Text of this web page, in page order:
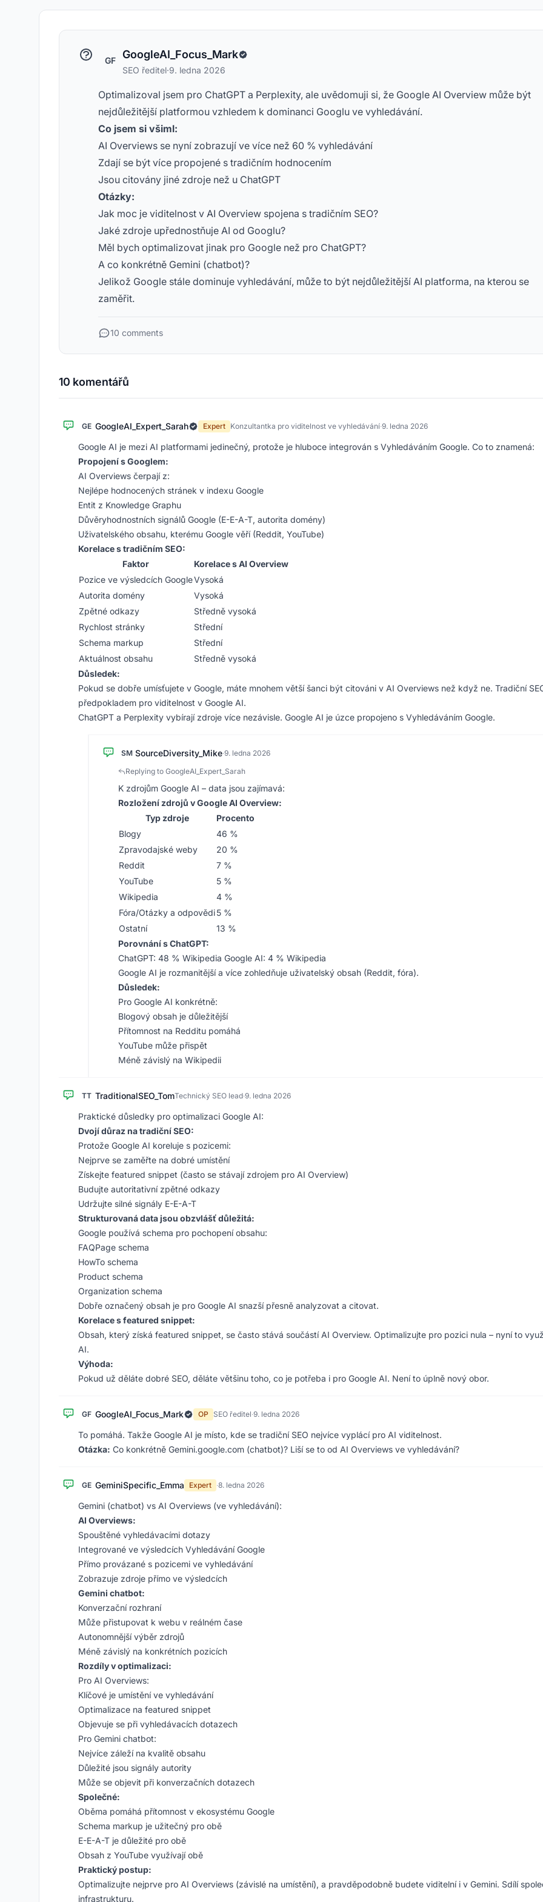
GF GoogleAI_Focus_Mark
SEO ředitel·9. ledna 2026
Optimalizoval jsem pro ChatGPT a Perplexity, ale uvědomuji si, že Google AI Overview může být
nejdůležitější platformou vzhledem k dominanci Googlu ve vyhledávání.
Co jsem si všiml:
AI Overviews se nyní zobrazují ve více než 60 % vyhledávání
Zdají se být více propojené s tradičním hodnocením
Jsou citovány jiné zdroje než u ChatGPT
Otázky:
Jak moc je viditelnost v AI Overview spojena s tradičním SEO?
Jaké zdroje upřednostňuje AI od Googlu?
Měl bych optimalizovat jinak pro Google než pro ChatGPT?
A co konkrétně Gemini (chatbot)?
Jelikož Google stále dominuje vyhledávání, může to být nejdůležitější AI platforma, na kterou se
zaměřit.
10 comments
10 komentářů
GE GoogleAI_Expert_Sarah Expert Konzultantka pro viditelnost ve vyhledávání·9. ledna 2026
Google AI je mezi AI platformami jedinečný, protože je hluboce integrován s Vyhledáváním Google. Co to znamená:
Propojení s Googlem:
AI Overviews čerpají z:
Nejlépe hodnocených stránek v indexu Google
Entit z Knowledge Graphu
Důvěryhodnostních signálů Google (E-E-A-T, autorita domény)
Uživatelského obsahu, kterému Google věří (Reddit, YouTube)
Korelace s tradičním SEO:
Faktor
Korelace s AI Overview
Pozice ve výsledcích GoogleVysoká
Autorita domény
Vysoká
Zpětné odkazy
Středně vysoká
Rychlost stránky
Střední
Schema markup
Střední
Aktuálnost obsahu
Středně vysoká
Důsledek:
Pokud se dobře umísťujete v Google, máte mnohem větší šanci být citováni v AI Overviews než když ne. Tradiční
předpokladem pro viditelnost v Google AI.
ChatGPT a Perplexity vybírají zdroje více nezávisle. Google AI je úzce propojeno s Vyhledáváním Google.
SM SourceDiversity_Mike·9. ledna 2026
Replying to GoogleAI_Expert_Sarah
K zdrojům Google AI – data jsou zajímavá:
Rozložení zdrojů v Google AI Overview:
Typ zdroje
Procento
Blogy
46 %
Zpravodajské weby
20 %
Reddit
7 %
YouTube
5 %
Wikipedia
4 %
Fóra/Otázky a odpovědi5 %
Ostatní
13 %
Porovnání s ChatGPT:
ChatGPT: 48 % Wikipedia Google AI: 4 % Wikipedia
Google AI je rozmanitější a více zohledňuje uživatelský obsah (Reddit, fóra).
Důsledek:
Pro Google AI konkrétně:
Blogový obsah je důležitější
Přítomnost na Redditu pomáhá
YouTube může přispět
Méně závislý na Wikipedii
TT TraditionalSEO_TomTechnický SEO lead·9. ledna 2026
Praktické důsledky pro optimalizaci Google AI:
Dvojí důraz na tradiční SEO:
Protože Google AI koreluje s pozicemi:
Nejprve se zaměřte na dobré umístění
Získejte featured snippet (často se stávají zdrojem pro AI Overview)
Budujte autoritativní zpětné odkazy
Udržujte silné signály E-E-A-T
Strukturovaná data jsou obzvlášť důležitá:
Google používá schema pro pochopení obsahu:
FAQPage schema
HowTo schema
Product schema
Organization schema
Dobře označený obsah je pro Google AI snazší přesně analyzovat a citovat.
Korelace s featured snippet:
Obsah, který získá featured snippet, se často stává součástí AI Overview. Optimalizujte pro pozici nula – nyní to
AI.
Výhoda:
Pokud už děláte dobré SEO, děláte většinu toho, co je potřeba i pro Google AI. Není to úplně nový obor.
GF GoogleAI_Focus_Mark OP SEO ředitel·9. ledna 2026
To pomáhá. Takže Google AI je místo, kde se tradiční SEO nejvíce vyplácí pro AI viditelnost.
Otázka: Co konkrétně Gemini.google.com (chatbot)? Liší se to od AI Overviews ve vyhledávání?
GE GeminiSpecific_Emma Expert ·8. ledna 2026
Gemini (chatbot) vs AI Overviews (ve vyhledávání):
AI Overviews:
Spouštěné vyhledávacími dotazy
Integrované ve výsledcích Vyhledávání Google
Přímo provázané s pozicemi ve vyhledávání
Zobrazuje zdroje přímo ve výsledcích
Gemini chatbot:
Konverzační rozhraní
Může přistupovat k webu v reálném čase
Autonomnější výběr zdrojů
Méně závislý na konkrétních pozicích
Rozdíly v optimalizaci:
Pro AI Overviews:
Klíčové je umístění ve vyhledávání
Optimalizace na featured snippet
Objevuje se při vyhledávacích dotazech
Pro Gemini chatbot:
Nejvíce záleží na kvalitě obsahu
Důležité jsou signály autority
Může se objevit při konverzačních dotazech
Společné:
Oběma pomáhá přítomnost v ekosystému Google
Schema markup je užitečný pro obě
E-E-A-T je důležité pro obě
Obsah z YouTube využívají obě
Praktický postup:
Optimalizujte nejprve pro AI Overviews (závislé na umístění), a pravděpodobně budete viditelní i v Gemini. Sdílí
infrastrukturu.